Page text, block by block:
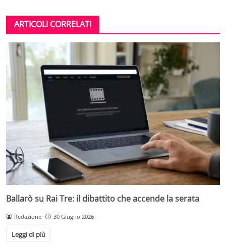
ARTICOLI CORRELATI
Ballarò su Rai Tre: il dibattito che accende la serata
Redazione 30 Giugno 2026
Leggi di più